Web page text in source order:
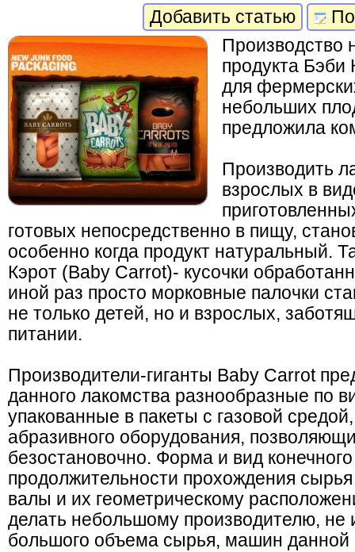
Добавить статью
Производство
продукта Бэби
для
небольших
предложила
Производить
взрослых в
готовых непосредственно в пищу,
особенно когда продукт натуральный.
Кэрот (Baby Carrot)- кусочки
иной раз просто морковные палочки
не только детей, но и взрослых,
питании.
Производители-гиганты Baby Carrot
данного лакомства разнообразные по
упакованные в пакеты с газовой
абразивного оборудования,
безостановочно. Форма и вид
продолжительности прохождения
валы и их геометрическому
делать небольшому производителю, не
большого объема сырья, машин данной